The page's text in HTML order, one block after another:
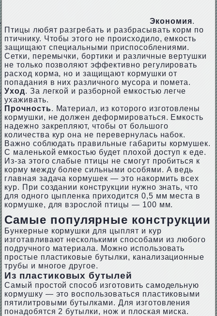
Экономия.
Птицы любят разгребать и разбрасывать корм по
птичнику. Чтобы этого не происходило, емкость
защищают специальными приспособлениями.
Сетки, перемычки, бортики и различные вертушки
не только позволяют эффективно регулировать
расход корма, но и защищают кормушки от
попадания в них различного мусора и помета.
Уход. За легкой и разборной емкостью легче
ухаживать.
Прочность. Материал, из которого изготовлены
кормушки, не должен деформироваться. Емкость
надежно закрепляют, чтобы от большого
количества кур она не перевернулась набок.
Важно соблюдать правильные габариты кормушек.
С маленькой емкостью будет плохой доступ к еде.
Из-за этого слабые птицы не смогут пробиться к
корму между более сильными особями. А ведь
главная задача кормушек — это накормить всех
кур. При создании конструкции нужно знать, что
для одного цыпленка приходится 0,5 мм места в
кормушке, для взрослой птицы — 100 мм.
Самые популярные конструкции
Бункерные кормушки для цыплят и кур
изготавливают несколькими способами из любого
подручного материала. Можно использовать
простые пластиковые бутылки, канализационные
трубы и многое другое.
Из пластиковых бутылей
Самый простой способ изготовить самодельную
кормушку — это воспользоваться пластиковыми
пятилитровыми бутылками. Для изготовления
понадобятся 2 бутылки, нож и плоская миска.